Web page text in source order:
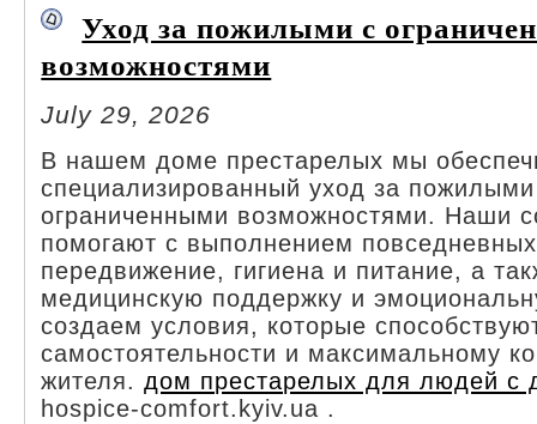
Уход за пожилыми с
возможностями
July 29, 2026
В нашем доме престарелых мы
специализированный уход за
ограниченными возможностями. Наши
помогают с выполнением повседневных
передвижение, гигиена и питание, а
медицинскую поддержку и
создаем условия, которые
самостоятельности и максимальному
жителя.дом престарелых для людей с
hospice-comfort.kyiv.ua .